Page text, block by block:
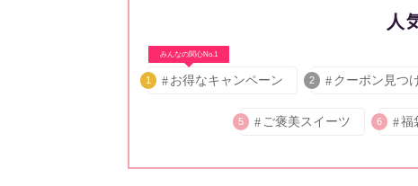
人
みんなの関心No.1
1 お得なキャンペーン 2 クーポン見つ
5 ご褒美スイーツ 6 福